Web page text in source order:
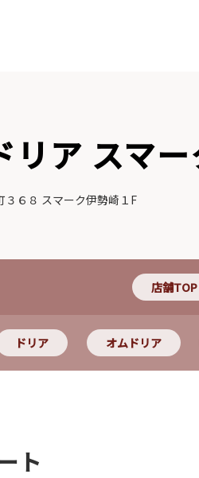
リア スマ
６８ スマーク伊勢崎１F
店舗TOP
ドリア オムドリア
ト